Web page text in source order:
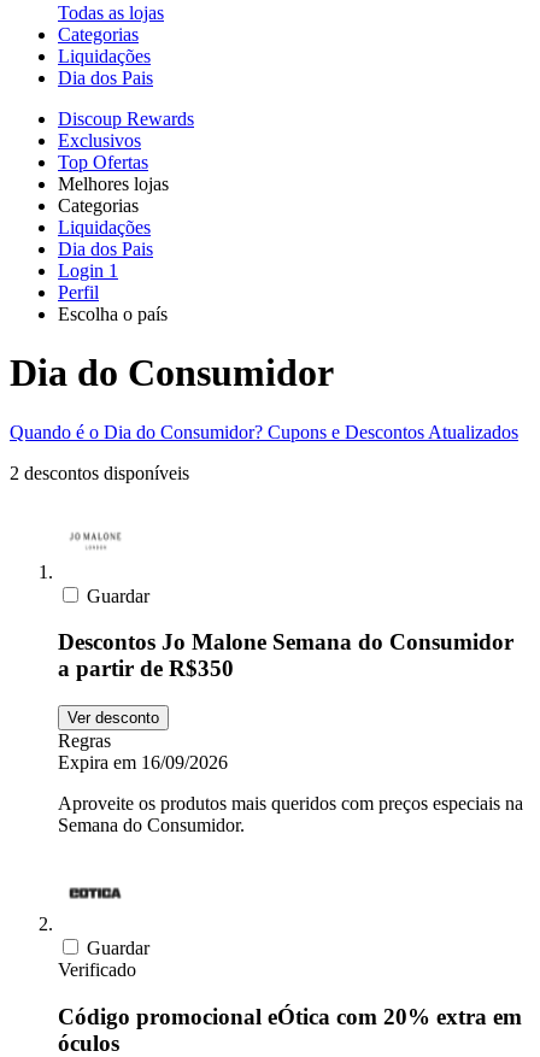
Todas as lojas
Categorias
Liquidações
Dia dos Pais
Discoup Rewards
Exclusivos
Top Ofertas
Melhores lojas
AliExpress
SHEIN
Samsung
adidas
Fast Shop
MadeiraMadeira
Categorias
Informática
Viagens e
Saúde e
Beleza
Motos
Liquidações
Dia dos Pais
Login 1
Perfil
Escolha o país
States
Kingdom
Dia do Consumidor
Quando é o Dia do Consumidor? Cupons e Descontos Atualizados
2 descontos disponíveis
Guardar
Descontos Jo Malone Semana do Consumidor
a partir de R$350
Ver desconto
Regras
Expira em 16/09/2026
Aproveite os produtos mais queridos com preços especiais na
Semana do Consumidor.
Guardar
Verificado
Código promocional eÓtica com 20% extra em
óculos